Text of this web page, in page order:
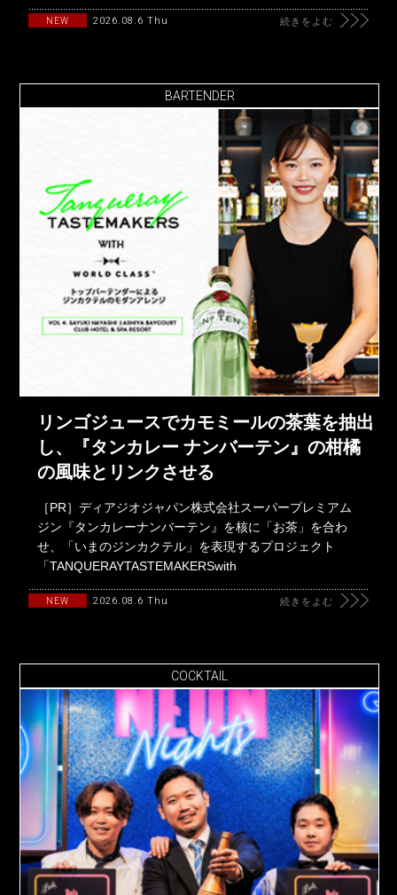
NEW 2026.08.6 Thu 続きをよむ
BARTENDER
リンゴジュースでカモミールの茶葉を抽出
し、『タンカレー ナンバーテン』の柑橘
の風味とリンクさせる
［PR］ディアジオジャパン株式会社スーパープレミアム
ジン『タンカレーナンバーテン』を核に「お茶」を合わ
せ、「いまのジンカクテル」を表現するプロジェクト
「TANQUERAYTASTEMAKERSwith
NEW 2026.08.6 Thu 続きをよむ
COCKTAIL